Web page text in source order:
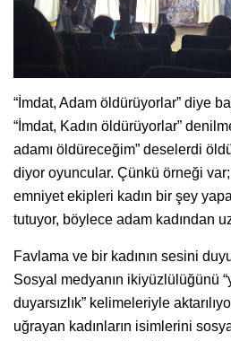
“İmdat, Adam öldürüyorlar” diye
“İmdat, Kadın öldürüyorlar”
adamı öldüreceğim” deselerdi
diyor oyuncular. Çünkü örneği
emniyet ekipleri kadın bir şey
tutuyor, böylece adam kadından
Favlama ve bir kadının sesini
Sosyal medyanın ikiyüzlülüğünü
duyarsızlık” kelimeleriyle
uğrayan kadınların isimlerini